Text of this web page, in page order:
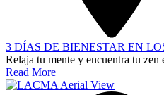
3 DÍAS DE BIENESTAR EN
Relaja tu mente y encuentra tu zen
Read More